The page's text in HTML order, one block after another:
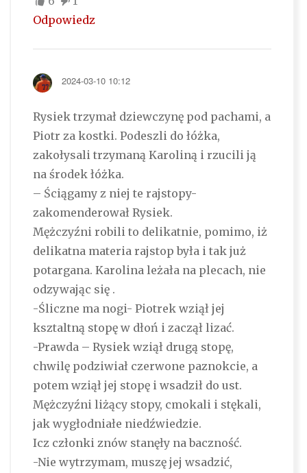
Odpowiedz
2024-03-10 10:12
Rysiek trzymał dziewczynę pod pachami, a
Piotr za kostki. Podeszli do łóżka,
zakołysali trzymaną Karoliną i rzucili ją
na środek łóżka.
– Ściągamy z niej te rajstopy-
zakomenderował Rysiek.
Mężczyźni robili to delikatnie, pomimo, iż
delikatna materia rajstop była i tak już
potargana. Karolina leżała na plecach, nie
odzywając się .
-Śliczne ma nogi- Piotrek wziął jej
ksztaltną stopę w dłoń i zaczął lizać.
-Prawda – Rysiek wziął drugą stopę,
chwilę podziwiał czerwone paznokcie, a
potem wziął jej stopę i wsadził do ust.
Mężczyźni liżący stopy, cmokali i stękali,
jak wygłodniałe niedźwiedzie.
Icz członki znów stanęły na baczność.
-Nie wytrzymam, muszę jej wsadzić,